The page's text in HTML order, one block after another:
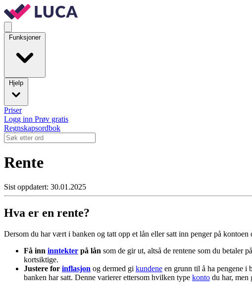
Funksjoner
Hjelp
Priser
Logg inn Prøv gratis
Regnskapsordbok
Rente
Sist oppdatert: 30.01.2025
Hva er en rente?
Dersom du har vært i banken og tatt opp et lån eller satt inn penger på
Få inn inntekter på lån som de gir ut, altså de rentene som du betaler
kortsiktige.
Justere for inflasjon og dermed gi kundene en grunn til å ha pengene i
banken har satt. Denne varierer ettersom hvilken type konto du har, men